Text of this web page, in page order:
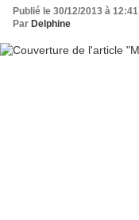
Publié le 30/12/2013 à 12:41
Par Delphine